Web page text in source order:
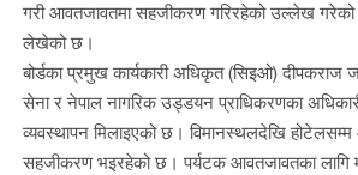
गरी आवतजावतमा सहजीकरण गरिरहेको उल्लेख
लेखेको छ।
बोर्डका प्रमुख कार्यकारी अधिकृत (सिइओ) दीपकराज
सेना र नेपाल नागरिक उड्डयन प्राधिकरणका
व्यवस्थापन मिलाइएको छ। विमानस्थलदेखि
सहजीकरण भइरहेको छ। पर्यटक आवतजावतका लागि